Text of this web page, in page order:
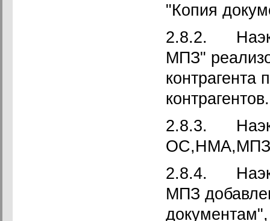
"Копия
2.8.2.
МПЗ"
контрагента
контрагентов.
2.8.3.
ОС,НМА,МПЗ
2.8.4.
МПЗ